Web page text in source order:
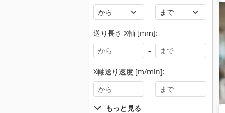
-
送り長さ X軸 [mm]:
-
X軸送り速度 [m/min]:
-
もっと見る